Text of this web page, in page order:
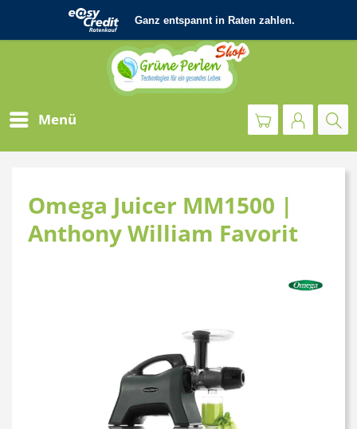
Menü
Omega Juicer MM1500 |
Anthony William Favorit